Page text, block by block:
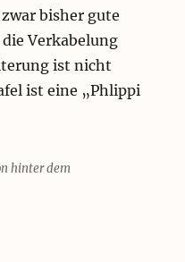
bisher gute
Verkabelung
ist nicht
ist eine „Phlippi
hinter dem